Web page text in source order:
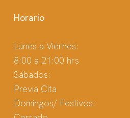
Horario
Lunes a Viernes:
8:00 a 21:00 hrs
Sábados:
Previa Cita
Domingos/ Festivos: